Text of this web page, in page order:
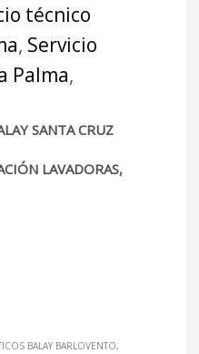
técnico
, Servicio
Palma,
SANTA CRUZ
LAVADORAS,
BALAY BARLOVENTO